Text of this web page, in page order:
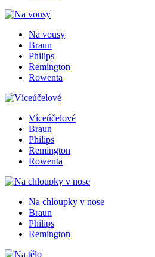
Na vousy
Braun
Philips
Remington
Rowenta
Víceúčelové
Braun
Philips
Remington
Rowenta
Na chloupky v nose
Braun
Philips
Remington